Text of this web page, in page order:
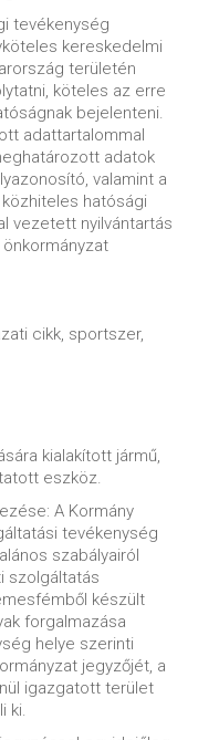
tevékenység
kereskedelmi
területén
köteles az erre
bejelenteni.
adattartalommal
adatok
valamint a
hatósági
vezetett nyilvántartás
cikk, sportszer,
kialakított jármű,
eszköz.
A Kormány
tevékenység
szabályairól
szolgáltatás
készült
forgalmazása
helye szerinti
jegyzőjét, a
igazgatott terület
ki.